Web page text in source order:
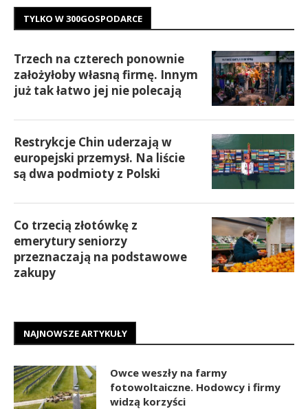
TYLKO W 300GOSPODARCE
Trzech na czterech ponownie
założyłoby własną firmę. Innym
już tak łatwo jej nie polecają
Restrykcje Chin uderzają w
europejski przemysł. Na liście
są dwa podmioty z Polski
Co trzecią złotówkę z
emerytury seniorzy
przeznaczają na podstawowe
zakupy
NAJNOWSZE ARTYKUŁY
Owce weszły na farmy
fotowoltaiczne. Hodowcy i firmy
widzą korzyści